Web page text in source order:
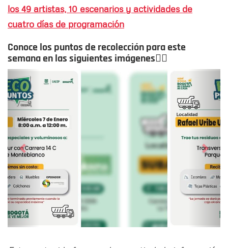
los 49 artistas, 10 escenarios y actividades de
cuatro días de programación
Conoce los puntos de recolección para este
semana en las siguientes imágenes👇🏻
Siguiente